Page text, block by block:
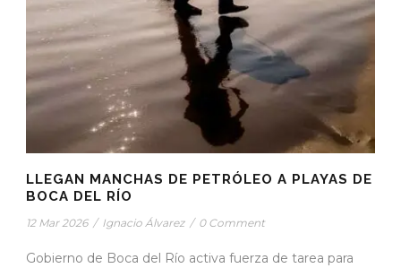
LLEGAN MANCHAS DE PETRÓLEO A PLAYAS DE
BOCA DEL RÍO
12 Mar 2026 / Ignacio Álvarez / 0 Comment
Gobierno de Boca del Río activa fuerza de tarea para